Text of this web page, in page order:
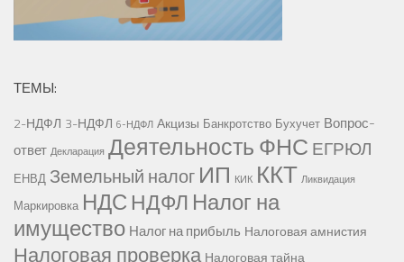
ТЕМЫ:
2-НДФЛ 3-НДФЛ 6-НДФЛ Акцизы Банкротство Бухучет Вопрос-
ответ Декларация Деятельность ФНС ЕГРЮЛ
ЕНВД Земельный налог ИП КИК ККТ Ликвидация
Маркировка НДС НДФЛ Налог на
имущество Налог на прибыль Налоговая амнистия
Налоговая проверка Налоговая тайна